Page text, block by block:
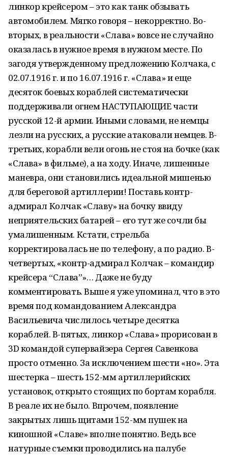
линкор крейсером – это как танк обзывать
автомобилем. Мягко говоря – некорректно. Во-
вторых, в реальности «Слава» вовсе не случайно
оказалась в нужное время в нужном месте. По
загодя утвержденному предложению Колчака, с
02.07.1916 г. и по 16.07.1916 г. «Слава» и еще
десяток боевых кораблей систематически
поддерживали огнем НАСТУПАЮЩИЕ части
русской 12-й армии. Иными словами, не немцы
лезли на русских, а русские атаковали немцев. В-
третьих, корабли вели огонь не стоя на бочке (как
«Слава» в фильме), а на ходу. Иначе, лишенные
маневра, они становились идеальной мишенью
для береговой артиллерии! Поставь контр-
адмирал Колчак «Славу» на бочку ввиду
неприятельских батарей – его тут же сочли бы
умалишенным. Кстати, стрельба
корректировалась не по телефону, а по радио. В-
четвертых, «контр-адмирал Колчак – командир
крейсера “Слава”»… Даже не буду
комментировать. Выше я уже упоминал, что в это
время под командованием Александра
Васильевича числилось четыре десятка
кораблей. В-пятых, линкор «Слава» прорисован в
3D командой супервайзера Сергея Савенкова
просто отменно. За исключением шести «но». Эта
шестерка – шесть 152-мм артиллерийских
установок, открыто стоящих по бортам корабля.
В реале их не было. Впрочем, появление
закрытых лишь щитами 152-мм пушек на
киношной «Славе» вполне понятно. Ведь все
натурные съемки проводились на палубе